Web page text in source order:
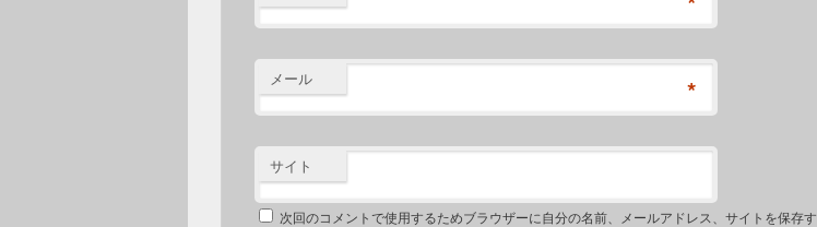
メール *
サイト
次回のコメントで使用するためブラウザーに自分の名前、メールアドレス、サイトを保存す